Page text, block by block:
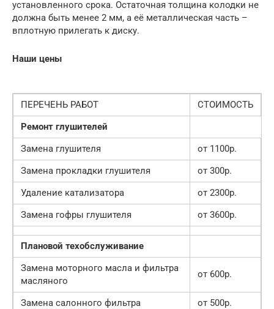
установленного срока. Остаточная толщина колодки не
должна быть менее 2 мм, а её металлическая часть –
вплотную прилегать к диску.
Наши цены
ПЕРЕЧЕНЬ РАБОТ
СТОИМОСТЬ
Ремонт глушителей
Замена глушителя
от 1100р.
Замена прокладки глушителя
от 300р.
Удаление катализатора
от 2300р.
Замена гофры глушителя
от 3600р.
Плановой техобслуживание
Замена моторного масла и фильтра
масляного
от 600р.
Замена салонного фильтра
от 500р.